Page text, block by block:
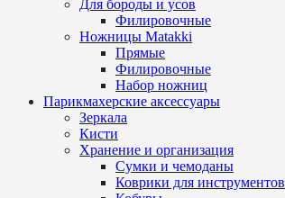
Для бороды и усов
Филировочные
Ножницы Matakki
Прямые
Филировочные
Набор ножниц
Парикмахерские аксессуары
Зеркала
Кисти
Хранение и организация
Сумки и чемоданы
Коврики для инструментов